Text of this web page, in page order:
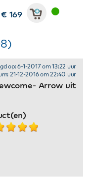
€ 169
Arrow uit
op: 6-1-2017 om 13:22 uur
21-12-2016 om 22:40 uur